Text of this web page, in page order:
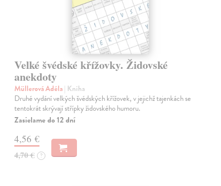
Velké švédské křížovky. Židovské
anekdoty
Müllerová Adéla| Kniha
Druhé vydání velkých švédských křížovek, v jejichž tajenkách se
tentokrát skrývají střípky židovského humoru.
Zasielame do 12 dní
4,56 €
4,70 € ?